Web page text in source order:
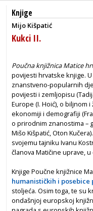
Knjige
Mijo Kišpatić
Kukci II.
Poučna knjižnica Matice
povijesti hrvatske knjige.
znanstveno-popularnih
povijesti i zemljopisu
Europe (I. Hoić), o biljnom
ekonomiji i demografiji
o prirodnim znanostima –
Mišo Kišpatić, Oton
svojemu tajniku Ivanu
članova Matičine uprave,
Knjige Poučne knjižnice
humanističkih i
stoljeća. Osim toga, te su
ondašnjoj europskoj